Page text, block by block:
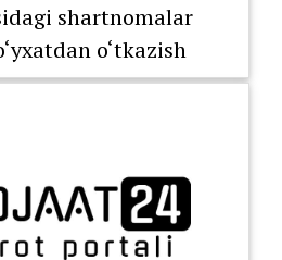
shartnomalar
o‘tkazish